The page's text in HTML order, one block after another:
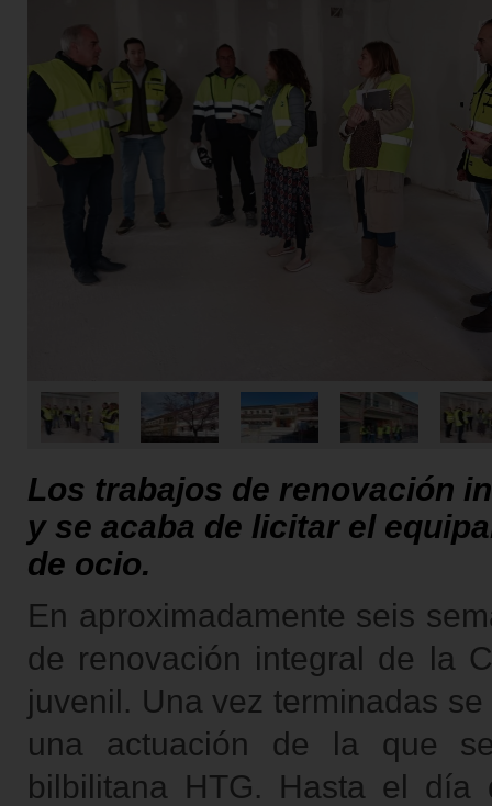
Los trabajos de renovación
y se acaba de licitar el
de ocio.
En aproximadamente seis
de renovación integral de la
juvenil. Una vez terminadas
una actuación de la que
bilbilitana HTG. Hasta el